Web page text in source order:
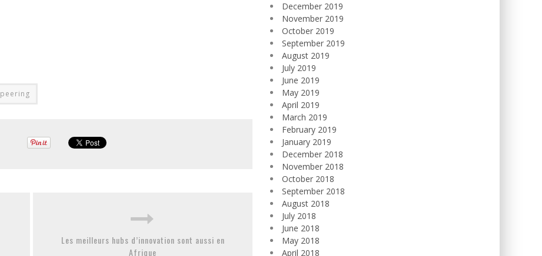
peering
Les meilleurs hubs d’innovation sont aussi en
Afrique
December 2019
November 2019
October 2019
September 2019
August 2019
July 2019
June 2019
May 2019
April 2019
March 2019
February 2019
January 2019
December 2018
November 2018
October 2018
September 2018
August 2018
July 2018
June 2018
May 2018
April 2018